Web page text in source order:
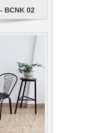
BCNK 02